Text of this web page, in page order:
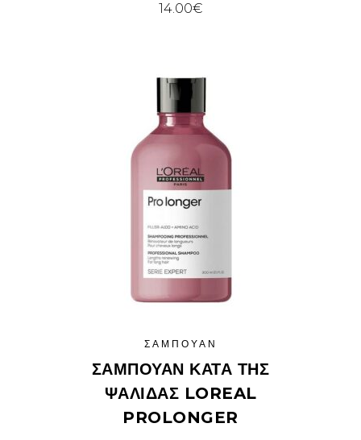
14.00€
ΣΑΜΠΟΥΆΝ
ΣΑΜΠΟΥΆΝ ΚΑΤΆ ΤΗΣ
ΨΑΛΊΔΑΣ LOREAL
PROLONGER